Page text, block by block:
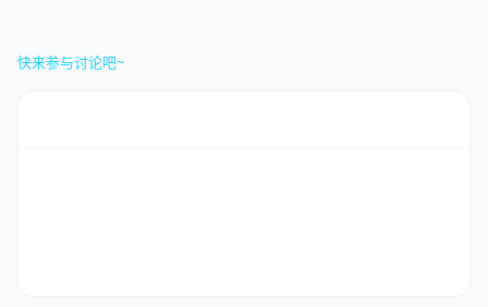
快来参与讨论吧~